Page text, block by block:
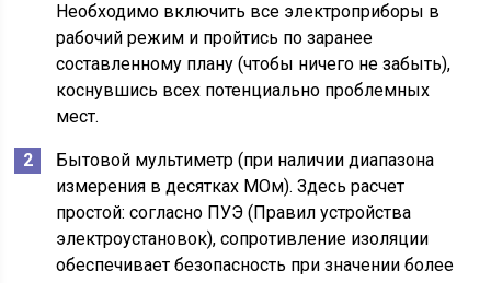
Необходимо включить все электроприборы в
рабочий режим и пройтись по заранее
составленному плану (чтобы ничего не забыть),
коснувшись всех потенциально проблемных
мест.
Бытовой мультиметр (при наличии диапазона
измерения в десятках МОм). Здесь расчет
простой: согласно ПУЭ (Правил устройства
электроустановок), сопротивление изоляции
обеспечивает безопасность при значении более